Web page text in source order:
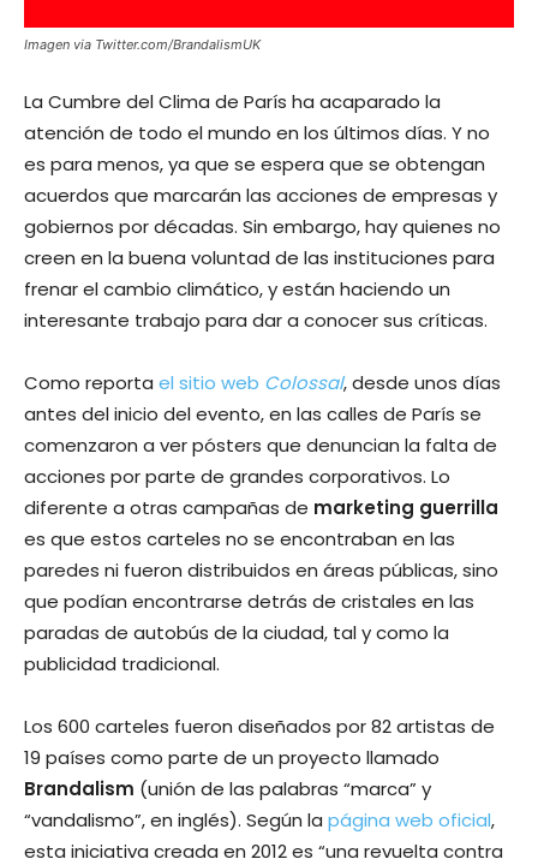
Imagen via Twitter.com/BrandalismUK
La Cumbre del Clima de París ha acaparado la
atención de todo el mundo en los últimos días. Y no
es para menos, ya que se espera que se obtengan
acuerdos que marcarán las acciones de empresas y
gobiernos por décadas. Sin embargo, hay quienes no
creen en la buena voluntad de las instituciones para
frenar el cambio climático, y están haciendo un
interesante trabajo para dar a conocer sus críticas.
Como reporta el sitio web Colossal, desde unos días
antes del inicio del evento, en las calles de París se
comenzaron a ver pósters que denuncian la falta de
acciones por parte de grandes corporativos. Lo
diferente a otras campañas de marketing guerrilla
es que estos carteles no se encontraban en las
paredes ni fueron distribuidos en áreas públicas, sino
que podían encontrarse detrás de cristales en las
paradas de autobús de la ciudad, tal y como la
publicidad tradicional.
Los 600 carteles fueron diseñados por 82 artistas de
19 países como parte de un proyecto llamado
Brandalism (unión de las palabras “marca” y
“vandalismo”, en inglés). Según la página web oficial,
esta iniciativa creada en 2012 es “una revuelta contra